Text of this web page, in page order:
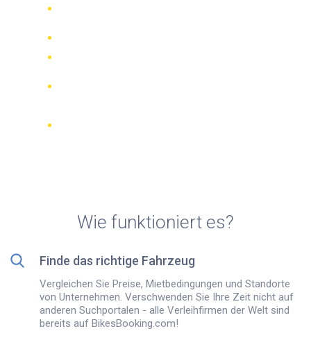
Wie funktioniert es?
Finde das richtige Fahrzeug
Vergleichen Sie Preise, Mietbedingungen und Standorte
von Unternehmen. Verschwenden Sie Ihre Zeit nicht auf
anderen Suchportalen - alle Verleihfirmen der Welt sind
bereits auf BikesBooking.com!